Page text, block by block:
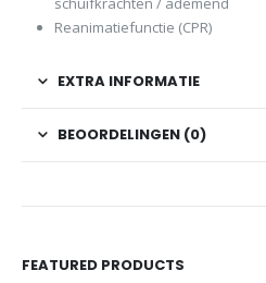
Reanimatiefunctie (CPR)
EXTRA INFORMATIE
BEOORDELINGEN (0)
FEATURED PRODUCTS